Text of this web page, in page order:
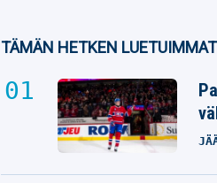
TÄMÄN HETKEN LUETUIMMAT